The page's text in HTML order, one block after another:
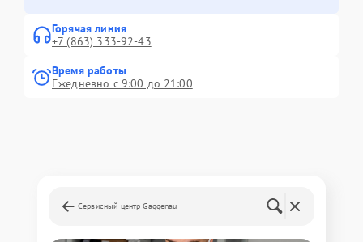
Горячая линия
+7 (863) 333-92-43
Время работы
Ежедневно с 9:00 до 21:00
Сервисный центр Gaggenau